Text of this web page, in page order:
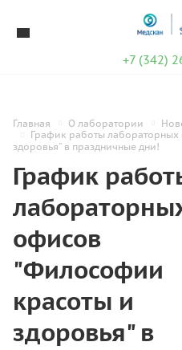
+7 (342)
Главная О лаборатории
График работы
здоровья" в праздничные дни!
График
офисов
"Философии
красоты и
здоровья" в